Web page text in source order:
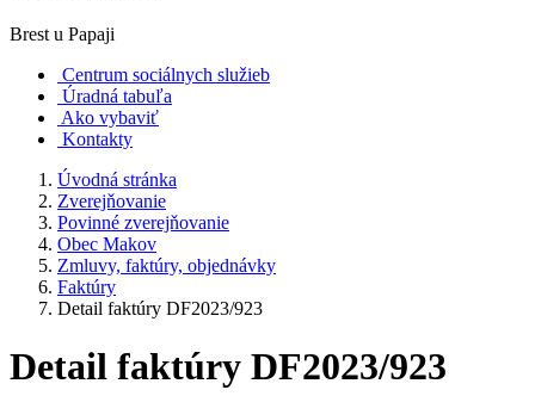
Brest u Papaji
Centrum sociálnych služieb
Úradná tabuľa
Ako vybaviť
Kontakty
Úvodná stránka
Zverejňovanie
Povinné zverejňovanie
Obec Makov
Zmluvy, faktúry, objednávky
Faktúry
Detail faktúry DF2023/923
Detail faktúry DF2023/923